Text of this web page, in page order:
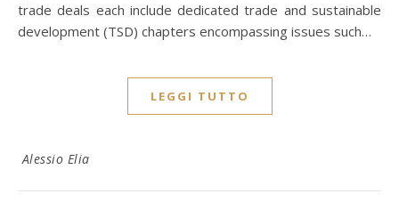
trade deals each include dedicated trade and sustainable
development (TSD) chapters encompassing issues such…
LEGGI TUTTO
Alessio Elia